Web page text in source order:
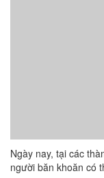
Ngày nay, tại các
người băn khoăn có